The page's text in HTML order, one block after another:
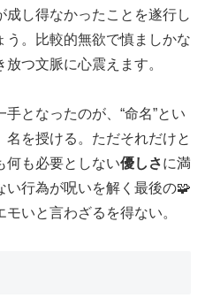
し得なかったことを遂行し
う。比較的無欲で慎ましかな
つ文脈に心震えます。
となったのが、“命名”とい
名を授ける。ただそれだけと
何も必要としない優しさに満
い行為が呪いを解く最後の🧩
いと言わざるを得ない。